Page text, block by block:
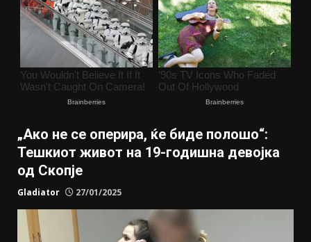
„Ако не се оперира, ќе биде полошо“:
Тешкиот живот на 19-годишна девојка
од Скопје
Gladiator 27/01/2025